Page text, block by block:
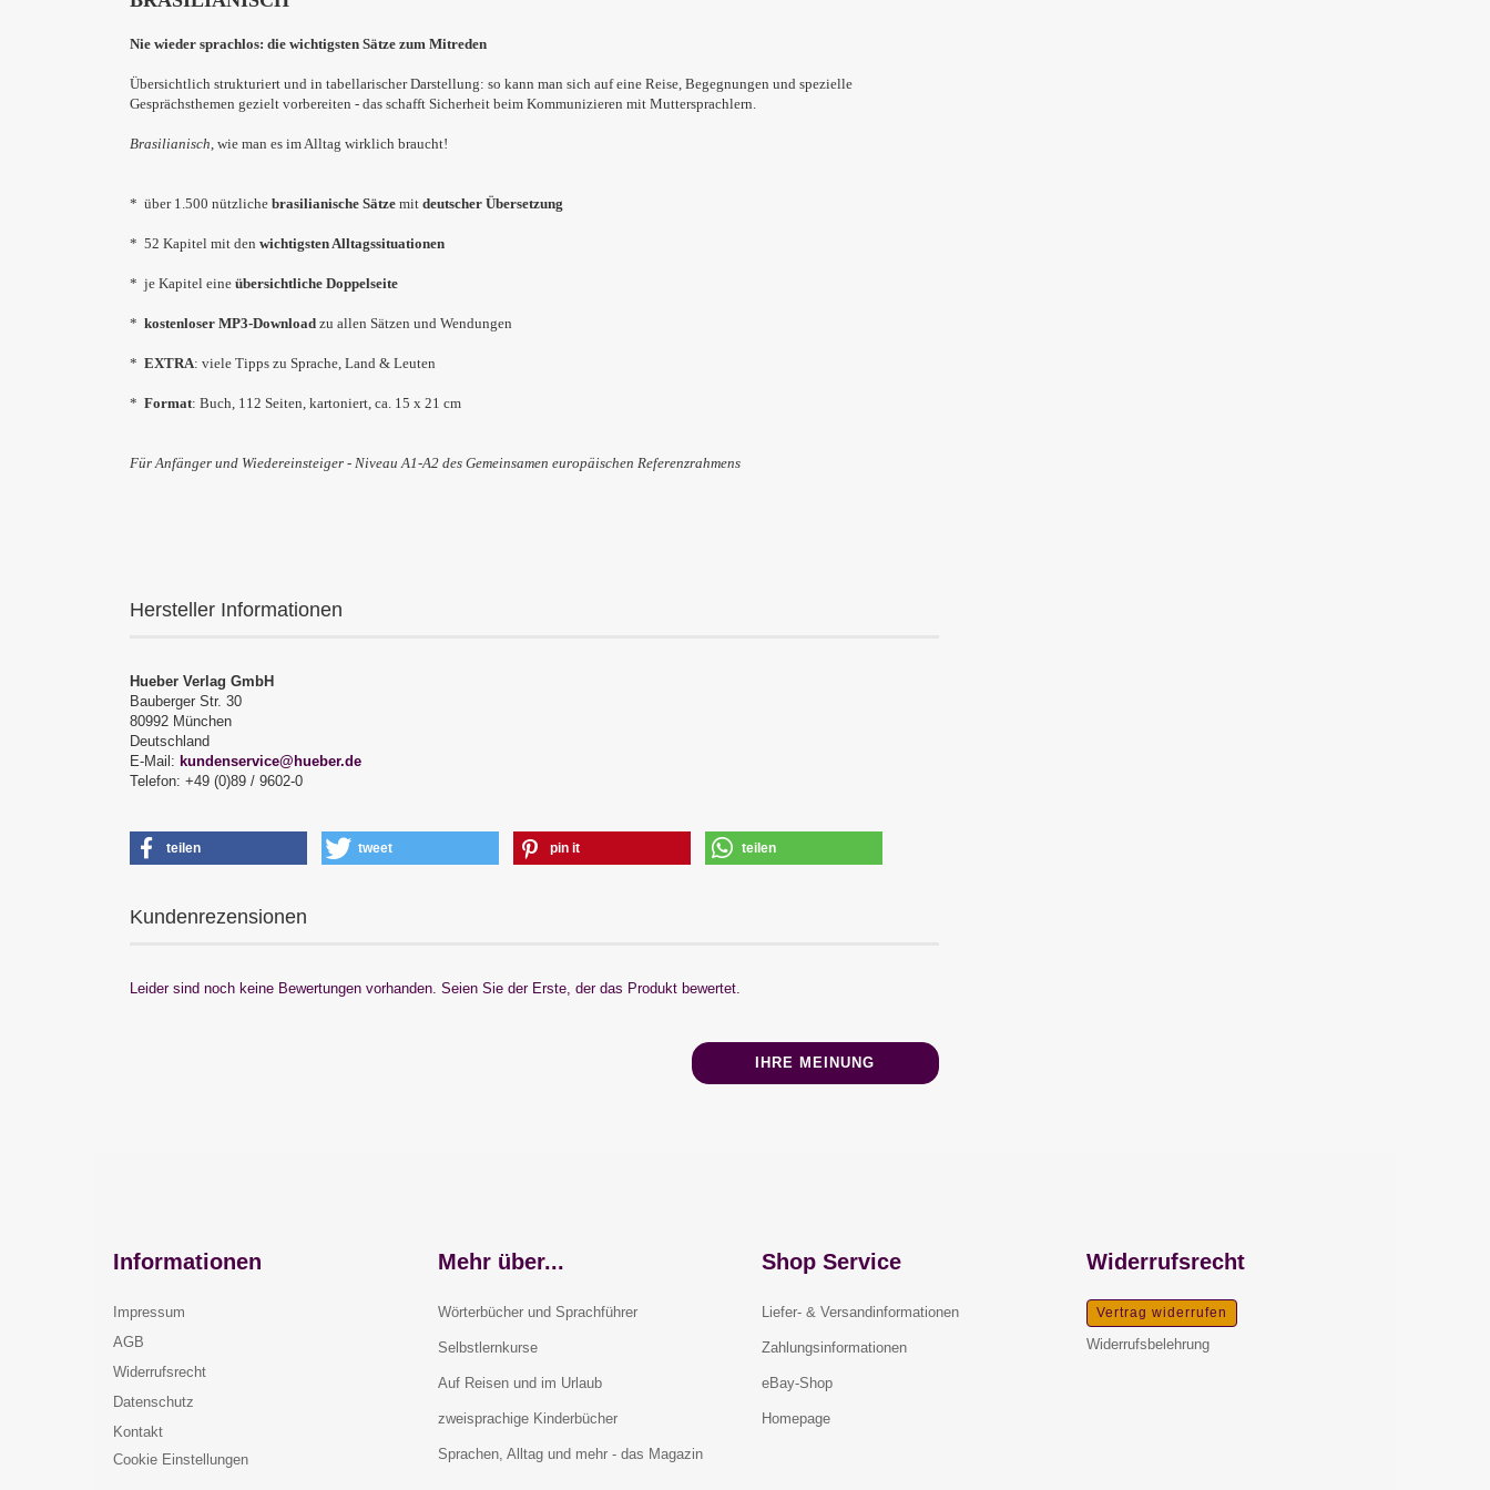
Nie wieder sprachlos: die wichtigsten Sätze zum Mitreden
Übersichtlich strukturiert und in tabellarischer Darstellung: so kann man sich auf eine Reise, Begegnungen und spezielle
Gesprächsthemen gezielt vorbereiten - das schafft Sicherheit beim Kommunizieren mit Muttersprachlern.
Brasilianisch, wie man es im Alltag wirklich braucht!
* über 1.500 nützliche brasilianische Sätze mit deutscher Übersetzung
* 52 Kapitel mit den wichtigsten Alltagssituationen
* je Kapitel eine übersichtliche Doppelseite
* kostenloser MP3-Download zu allen Sätzen und Wendungen
* EXTRA: viele Tipps zu Sprache, Land & Leuten
* Format: Buch, 112 Seiten, kartoniert, ca. 15 x 21 cm
Für Anfänger und Wiedereinsteiger - Niveau A1-A2 des Gemeinsamen europäischen Referenzrahmens
Hersteller Informationen
Hueber Verlag GmbH
Bauberger Str. 30
80992 München
Deutschland
E-Mail: kundenservice@hueber.de
Telefon: +49 (0)89 / 9602-0
teilen tweet pin it teilen
Kundenrezensionen
Leider sind noch keine Bewertungen vorhanden. Seien Sie der Erste, der das Produkt bewertet.
IHRE MEINUNG
Informationen
Impressum
AGB
Widerrufsrecht
Datenschutz
Kontakt
Cookie Einstellungen
Mehr über...
Wörterbücher und Sprachführer
Selbstlernkurse
Auf Reisen und im Urlaub
zweisprachige Kinderbücher
Sprachen, Alltag und mehr - das Magazin
Shop Service
Liefer- & Versandinformationen
Zahlungsinformationen
eBay-Shop
Homepage
Widerrufsrecht
Vertrag widerrufen
Widerrufsbelehrung